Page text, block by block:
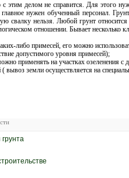
с этим делом не справится. Для этого
нужен обученный персонал.
свалку нельзя. Любой грунт
отношении. Бывает несколько
либо примесей, его можно
допустимого уровня примесей);
применять на участках озеленения с
вывоз земли осуществляется на